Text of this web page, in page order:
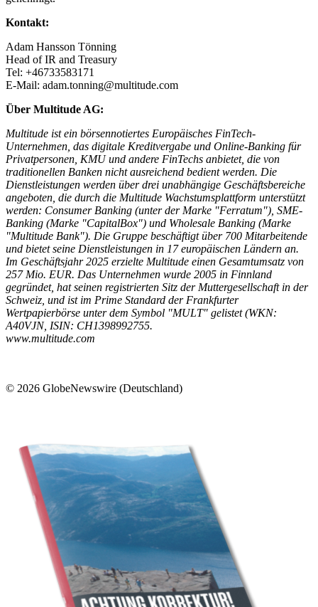
Kontakt:
Adam Hansson Tönning
Head of IR and Treasury
Tel: +46733583171
E-Mail: adam.tonning@multitude.com
Über Multitude AG:
Multitude ist ein börsennotiertes Europäisches FinTech-
Unternehmen, das digitale Kreditvergabe und Online-Banking für
Privatpersonen, KMU und andere FinTechs anbietet, die von
traditionellen Banken nicht ausreichend bedient werden. Die
Dienstleistungen werden über drei unabhängige Geschäftsbereiche
angeboten, die durch die Multitude Wachstumsplattform unterstützt
werden: Consumer Banking (unter der Marke "Ferratum"), SME-
Banking (Marke "CapitalBox") und Wholesale Banking (Marke
"Multitude Bank"). Die Gruppe beschäftigt über 700 Mitarbeitende
und bietet seine Dienstleistungen in 17 europäischen Ländern an.
Im Geschäftsjahr 2025 erzielte Multitude einen Gesamtumsatz von
257 Mio. EUR. Das Unternehmen wurde 2005 in Finnland
gegründet, hat seinen registrierten Sitz der Muttergesellschaft in der
Schweiz, und ist im Prime Standard der Frankfurter
Wertpapierbörse unter dem Symbol "MULT" gelistet (WKN:
A40VJN, ISIN: CH1398992755.
www.multitude.com
© 2026 GlobeNewswire (Deutschland)